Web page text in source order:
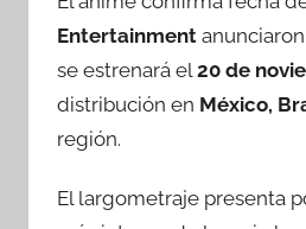
Entertainment
se estrenará el 20 de
distribución en México,
región.
El largometraje presenta